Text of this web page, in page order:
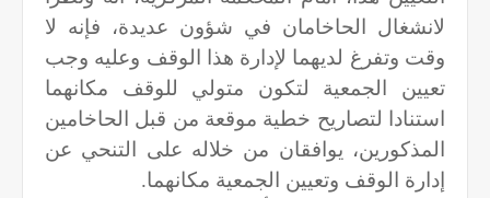
لانشغال الحاخامان في شؤون عديدة، فإنه لا
وقت وتفرغ لديهما لإدارة هذا الوقف وعليه وجب
تعيين الجمعية لتكون متولي للوقف مكانهما
استنادا لتصاريح خطية موقعة من قبل الحاخامين
المذكورين، يوافقان من خلاله على التنحي عن
إدارة الوقف وتعيين الجمعية مكانهما.